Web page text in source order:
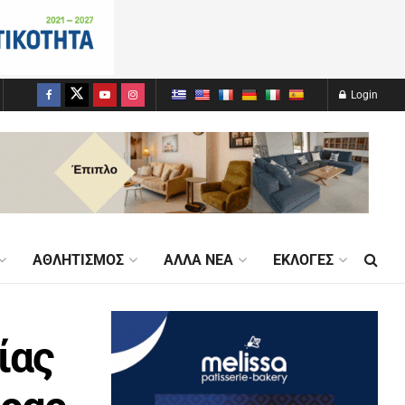
Login
ΑΘΛΗΤΙΣΜΌΣ ΆΛΛΑ ΝΈΑ ΕΚΛΟΓΈΣ